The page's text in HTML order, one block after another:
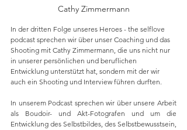
Cathy Zimmermann
In der dritten Folge unseres Heroes - the selflove
podcast sprechen wir über unser Coaching und das
Shooting mit Cathy Zimmermann, die uns nicht nur
in unserer persönlichen und beruflichen
Entwicklung unterstützt hat, sondern mit der wir
auch ein Shooting und Interview führen durften.
In unserem Podcast sprechen wir über unsere Arbeit
als Boudoir- und Akt-Fotografen und um die
Entwicklung des Selbstbildes, des Selbstbewusstsein,